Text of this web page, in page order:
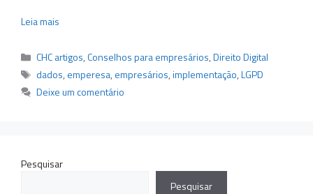
Leia mais
Categorias
CHC artigos,Conselhos para empresários,Direito Digital
Tags
dados, emperesa, empresários,implementação,LGPD
Deixe um comentário
Pesquisar
Pesquisar